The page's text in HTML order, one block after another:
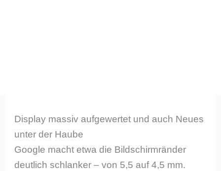
Display massiv aufgewertet und auch Neues
unter der Haube
Google macht etwa die Bildschirmränder
deutlich schlanker – von 5,5 auf 4,5 mm.